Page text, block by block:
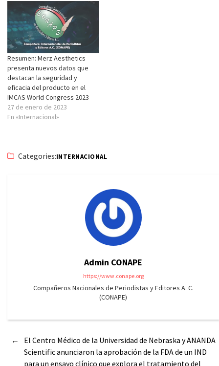
Resumen: Merz Aesthetics
presenta nuevos datos que
destacan la seguridad y
eficacia del producto en el
IMCAS World Congress 2023
27 de enero de 2023
En «Internacional»
Categories:INTERNACIONAL
Admin CONAPE
https://www.conape.org
Compañeros Nacionales de Periodistas y Editores A. C.
(CONAPE)
←
El Centro Médico de la Universidad de Nebraska y ANANDA
Scientific anunciaron la aprobación de la FDA de un IND
para un ensayo clínico que explora el tratamiento del